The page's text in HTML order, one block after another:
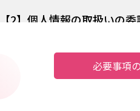
【2】個人情報の取扱いの
ることがあります。
但し、委託先に開示する個人
必要事項